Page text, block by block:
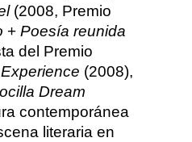
(2008, Premio
+ Poesía reunida
del Premio
(2008),
Dream
contemporánea
literaria en